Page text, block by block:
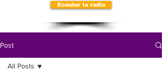
Ecouter la radio
Post
All Posts